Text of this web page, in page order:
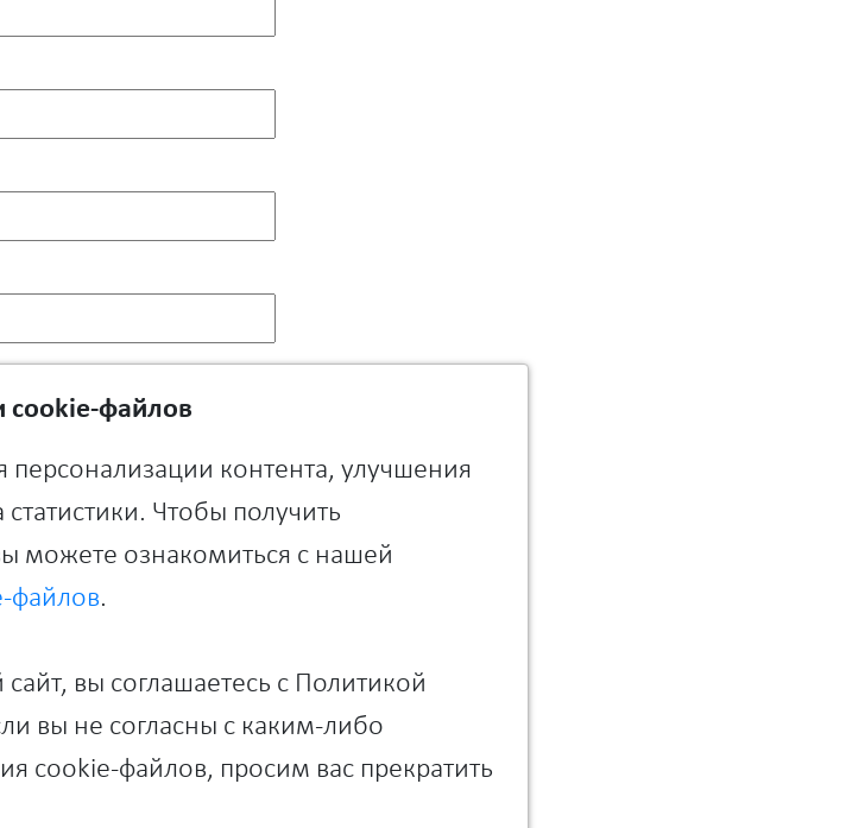
cookie-файлов
контента, улучшения
Чтобы получить
можете ознакомиться с нашей
файлов.
вы соглашаетесь с Политикой
вы не согласны с каким-либо
cookie-файлов, просим вас прекратить